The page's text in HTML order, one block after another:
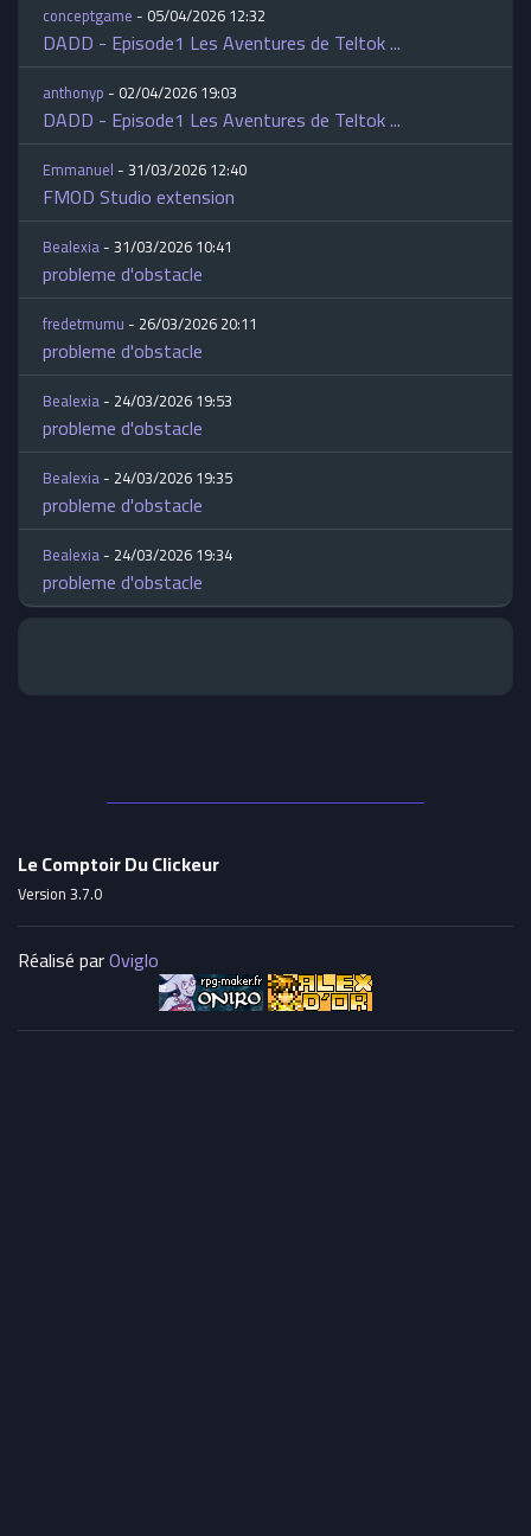
conceptgame- 05/04/2026 12:32
DADD - Episode1 Les Aventures de Teltok ...
anthonyp- 02/04/2026 19:03
DADD - Episode1 Les Aventures de Teltok ...
Emmanuel- 31/03/2026 12:40
FMOD Studio extension
Bealexia- 31/03/2026 10:41
probleme d'obstacle
fredetmumu- 26/03/2026 20:11
probleme d'obstacle
Bealexia- 24/03/2026 19:53
probleme d'obstacle
Bealexia- 24/03/2026 19:35
probleme d'obstacle
Bealexia- 24/03/2026 19:34
probleme d'obstacle
Le Comptoir Du Clickeur
Version 3.7.0
Réalisé parOviglo